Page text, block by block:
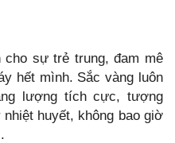
cho sự trẻ trung, đam mê
hết mình. Sắc vàng luôn
lượng tích cực, tượng
huyết, không bao giờ